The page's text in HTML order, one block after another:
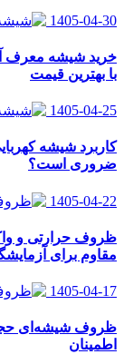
1405-04-30
خرید شیشه معرف
با بهترین قیمت
1405-04-25
کاربرد شیشه
ضروری است؟
1405-04-22
ظروف حرارتی و
مقاوم برای
1405-04-17
ظروف شیشه‌ای
اطمینان